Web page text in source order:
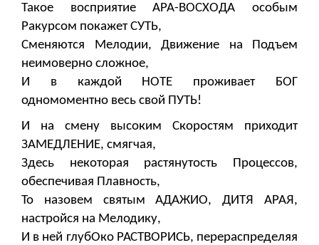
Такое восприятие АРА-ВОСХОДА особым
Ракурсом покажет СУТЬ,
Сменяются Мелодии, Движение на Подъем
неимоверно сложное,
И в каждой НОТЕ проживает БОГ
одномоментно весь свой ПУТЬ!
И на смену высоким Скоростям приходит
ЗАМЕДЛЕНИЕ, смягчая,
Здесь некоторая растянутость Процессов,
обеспечивая Плавность,
То назовем святым АДАЖИО, ДИТЯ АРАЯ,
настройся на Мелодику,
И в ней глубОко РАСТВОРИСЬ, перераспределяя